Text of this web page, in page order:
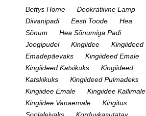
Bettys Home
Deokratiivne Lamp
Diivanipadi
Eesti Toode
Hea
Sõnum
Hea Sõnumiga Padi
Joogipudel
Kingiidee
Kingiideed
Emadepäevaks
Kingiideed Emale
Kingiideed Katsikuks
Kingiideed
Katskikuks
Kingiideed Pulmadeks
Kingiidee Emale
Kingiidee Kallimale
Kingiidee Vanaemale
Kingitus
Soolaleivaks
Korduvkasutatav